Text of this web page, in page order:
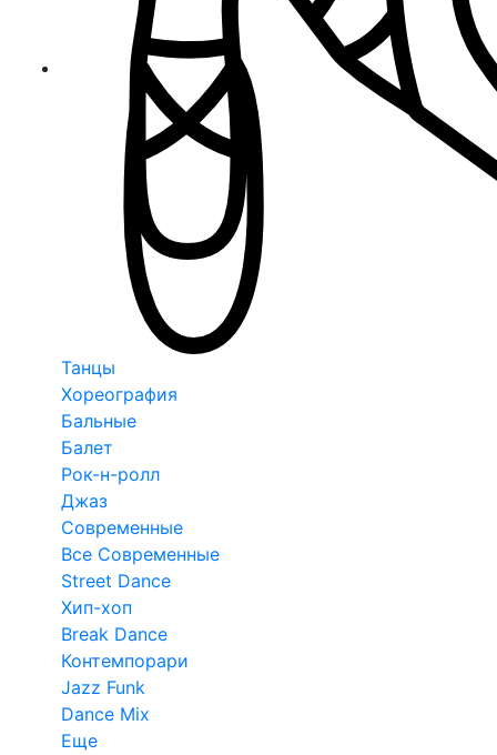
Танцы
Хореография
Бальные
Балет
Рок-н-ролл
Джаз
Современные
Все Современные
Street Dance
Хип-хоп
Break Dance
Контемпорари
Jazz Funk
Dance Mix
Еще